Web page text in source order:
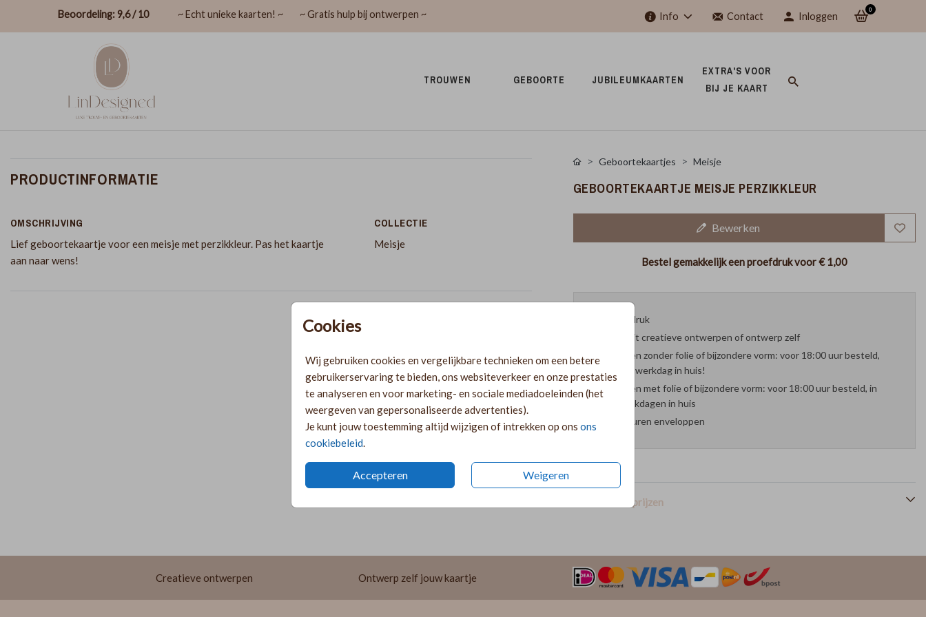
Beoordeling: 9,6 / 10 ~ Echt unieke kaarten! ~ ~ Gratis hulp bij ontwerpen ~ Info Contact Inloggen
0
TROUWEN GEBOORTE JUBILEUMKAARTEN
EXTRA'S VOOR
BIJ JE KAART
Cookies
Wij gebruiken cookies en vergelijkbare technieken om een betere
gebruikerservaring te bieden, ons websiteverkeer en onze prestaties
te analyseren en voor marketing- en sociale mediadoeleinden (het
weergeven van gepersonaliseerde advertenties).
Je kunt jouw toestemming altijd wijzigen of intrekken op ons ons
cookiebeleid
Accepteren Weigeren
PRODUCTINFORMATIE
OMSCHRIJVING
Lief geboortekaartje voor een meisje met perzikkleur. Pas het kaartje
aan naar wens!
COLLECTIE
Meisje
Geboortekaartjes Meisje
GEBOORTEKAARTJE MEISJE PERZIKKLEUR
Bewerken
Bestel gemakkelijk een proefdruk voor€ 1,00
Proefdruk
Kies uit creatieve ontwerpen of ontwerp zelf
Kaarten zonder folie of bijzondere vorm: voor 18:00 uur besteld,
volgende werkdag in huis!
Kaarten met folie of bijzondere vorm: voor 18:00 uur besteld, in
twee werkdagen in huis
29 kleuren enveloppen
Formaten en prijzen
Creatieve ontwerpen Ontwerp zelf jouw kaartje